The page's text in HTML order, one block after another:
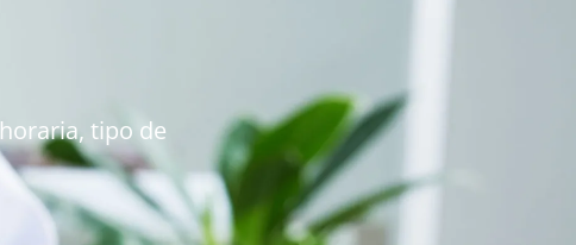
tipo de